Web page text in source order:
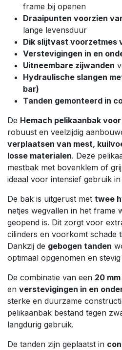
frame bij openen
Draaipunten voorzien
lange levensduur
Dik slijtvast voorzetmes
Verstevigingen in en
Uitneembare zijwanden
Hydraulische slangen
bar)
Tanden gemonteerd in
De Hemach pelikaanbak
robuust en veelzijdig
verplaatsen van mest,
losse materialen. Deze
mestbak met bovenklem of
ideaal voor intensief gebruik
De bak is uitgerust met twee
netjes wegvallen in het frame
geopend is. Dit zorgt voor
cilinders en voorkomt schade
Dankzij de gebogen tanden
optimaal opgenomen en
De combinatie van een 20
en verstevigingen in en
sterke en duurzame
pelikaanbak bestand tegen
langdurig gebruik.
De tanden zijn geplaatst in